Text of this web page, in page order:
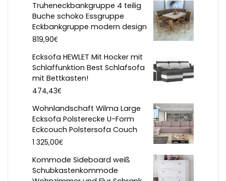
Truheneckbankgruppe 4 teilig
Buche schoko Essgruppe
Eckbankgruppe modern design
819,90€
Ecksofa HEWLET Mit Hocker mit
Schlaffunktion Best Schlafsofa
mit Bettkasten!
474,43€
Wohnlandschaft Wilma Large
Ecksofa Polsterecke U-Form
Eckcouch Polstersofa Couch
1 325,00€
Kommode Sideboard weiß
Schubkastenkommode